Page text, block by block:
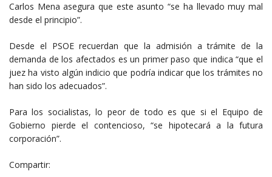
Carlos Mena asegura que este asunto “se ha llevado muy mal
desde el principio”.
Desde el PSOE recuerdan que la admisión a trámite de la
demanda de los afectados es un primer paso que indica “que el
juez ha visto algún indicio que podría indicar que los trámites no
han sido los adecuados”.
Para los socialistas, lo peor de todo es que si el Equipo de
Gobierno pierde el contencioso, “se hipotecará a la futura
corporación”.
Compartir: